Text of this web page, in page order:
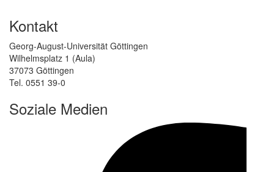
Kontakt
Georg-August-Universität Göttingen
Wilhelmsplatz 1 (Aula)
37073 Göttingen
Tel. 0551 39-0
Soziale Medien